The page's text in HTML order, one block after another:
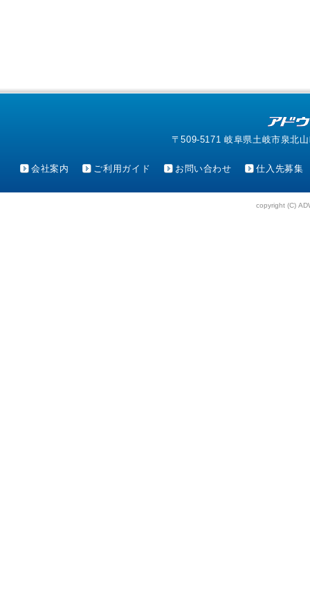
〒509-5171 岐阜県土岐市泉北
会社案内 ご利用ガイド お問い合わせ 仕入先募集
copyright (C)